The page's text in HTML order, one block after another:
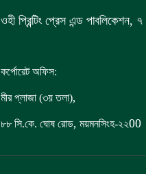
ওহী প্রিন্টিং প্রেস এন্ড
কর্পোরেট অফিস:
মীর প্লাজা (৩য় তলা),
৮৮ সি.কে. ঘোষ রোড, ময়মনসিংহ-২২00